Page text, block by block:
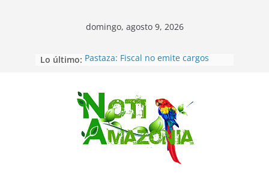
Saltar
domingo, agosto 9, 2026
Lo último: Pastaza: Fiscal no emite cargos
con una menor de10 años en
frontera sur
Napo: presunto sicariato en cantón
Archidona
Ecuador: dos jóvenes de 22 años
desaparecidos fueron encontrados
muertos en Puerto lopez